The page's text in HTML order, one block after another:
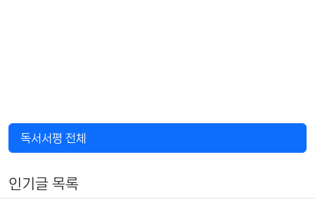
독서서평 전체
인기글 목록